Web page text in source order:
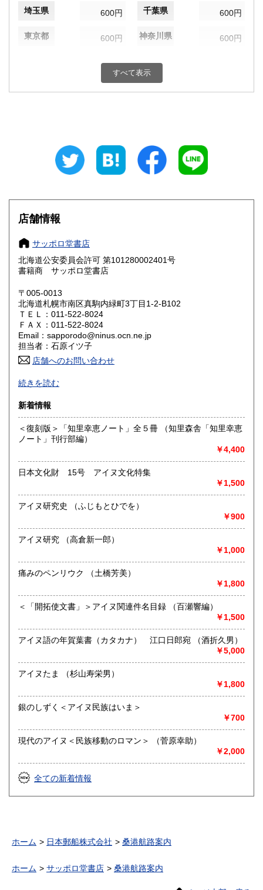
埼玉県 600円 千葉県 600円
東京都 600円 神奈川県 600円
600円 富山県
600円 三重県
大阪府
奈良県
鳥取県 600円 島根県
岡山県
山口県 600円
香川県 愛媛県
高知県 600円
佐賀県
熊本県 600円 大分県 600円
宮崎県
沖縄県 600円
すべて表示
店舗情報
サッポロ堂書店
北海道公安委員会許可 第101280002401号
書籍商 サッポロ堂書店
〒005-0013
北海道札幌市南区真駒内緑町3丁目1-2-B102
ＴＥＬ：011-522-8024
ＦＡＸ：011-522-8024
Email：sapporodo@ninus.ocn.ne.jp
担当者：石原イツ子
店舗へのお問い合わせ
-
沿線名：地下鉄南北線
最寄駅：真駒内駅徒歩7分
営業時間：13:00-17:00
定休日：日～水・祝
-
取り扱い分野
総記、哲学宗教、歴史、社会科学、自然科学、美術工芸、古
北海道樺太千島文献（アイヌ民族・北海道史・市町村・動植
物・文学・考古）シベリア日露,満洲朝鮮台湾
続きを読む
新着情報
＜復刻版＞「知里幸恵ノート」全５冊 （知里森舎「知里幸恵
ノート」刊行部編）
￥4,400
日本文化財 15号 アイヌ文化特集
￥1,500
アイヌ研究史 （ふじもとひでを）
￥900
アイヌ研究 （高倉新一郎）
￥1,000
痛みのペンリウク （土橋芳美）
￥1,800
＜「開拓使文書」＞アイヌ関連件名目録 （百瀬響編）
￥1,500
アイヌ語の年賀葉書（カタカナ） 江口日郎宛 （酒折久男）
￥5,000
アイヌたま （杉山寿栄男）
￥1,800
銀のしずく＜アイヌ民族はいま＞
￥700
現代のアイヌ＜民族移動のロマン＞ （菅原幸助）
￥2,000
全ての新着情報
ホーム 日本郵船株式会社 桑港航路案内
ホーム サッポロ堂書店 桑港航路案内